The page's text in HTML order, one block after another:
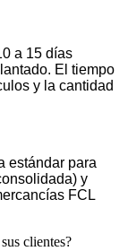
a 15 días
El tiempo
y la cantidad
estándar para
y
FCL
clientes?